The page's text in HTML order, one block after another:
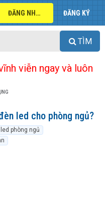
ĐĂNG NHẬP ĐĂNG KÝ
TÌM
viễn ngay và luôn
led cho phòng ngủ?
phòng ngủ